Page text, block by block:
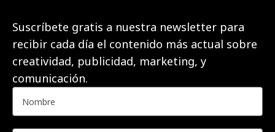
Suscríbete gratis a nuestra newsletter para
recibir cada día el contenido más actual sobre
creatividad, publicidad, marketing, y
comunicación.